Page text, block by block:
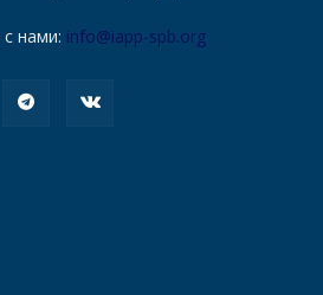
нами: info@iapp-spb.org